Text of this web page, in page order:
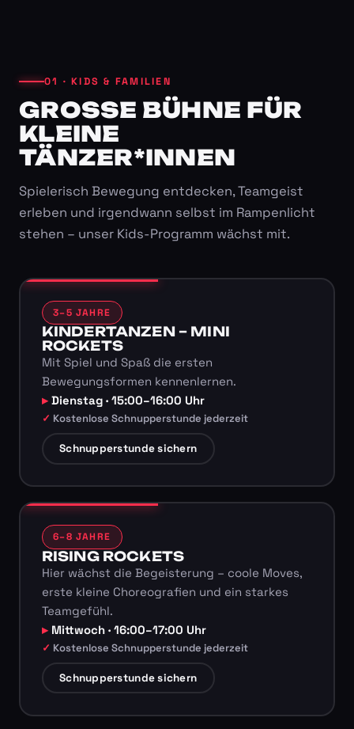
01 · KIDS & FAMILIEN
GROSSE BÜHNE FÜR K
LEINE T
ÄNZER*INNEN
Spielerisch Bewegung entdecken, Teamgeist
erleben und irgendwann selbst im Rampenlicht
stehen – unser Kids-Programm wächst mit.
3–5 JAHRE
KINDERTANZEN – MINI
ROCKETS
Mit Spiel und Spaß die ersten
Bewegungsformen kennenlernen.
Dienstag · 15:00–16:00 Uhr
Kostenlose Schnupperstunde jederzeit
Schnupperstunde sichern
6–8 JAHRE
RISING ROCKETS
Hier wächst die Begeisterung – coole Moves,
erste kleine Choreografien und ein starkes
Teamgefühl.
Mittwoch · 16:00–17:00 Uhr
Kostenlose Schnupperstunde jederzeit
Schnupperstunde sichern